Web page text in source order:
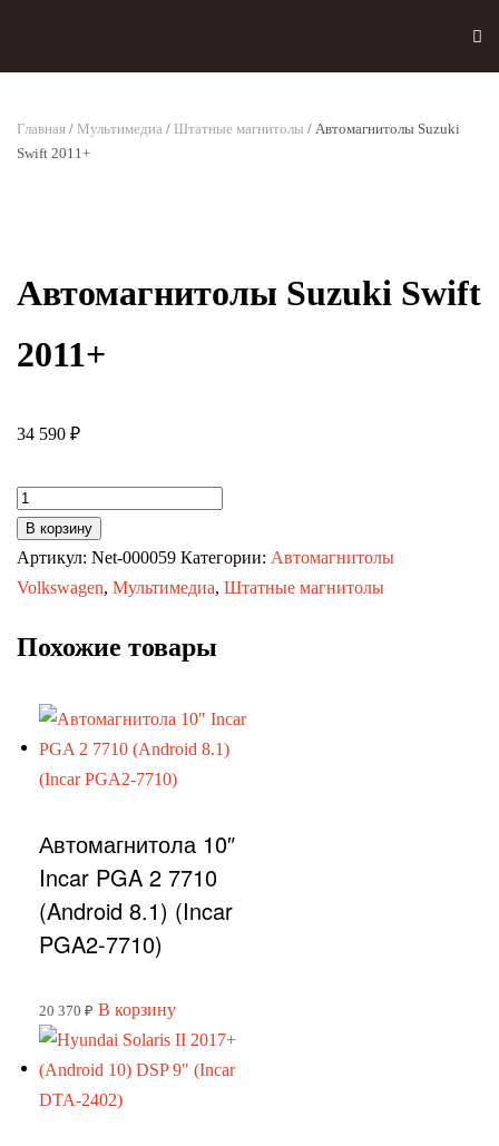
Главная / Мультимедиа / Штатные магнитолы / Автомагнитолы Suzuki
Swift 2011+
Автомагнитолы Suzuki Swift
2011+
34 590 ₽
Количество
товара
Автомагнитолы
Suzuki
2011+
В корзину
Артикул: Net-000059 Категории: Автомагнитолы
Volkswagen, Мультимедиа, Штатные магнитолы
Похожие товары
Автомагнитола 10″
Incar PGA 2 7710
(Android 8.1) (Incar
PGA2-7710)
20 370 ₽ В корзину